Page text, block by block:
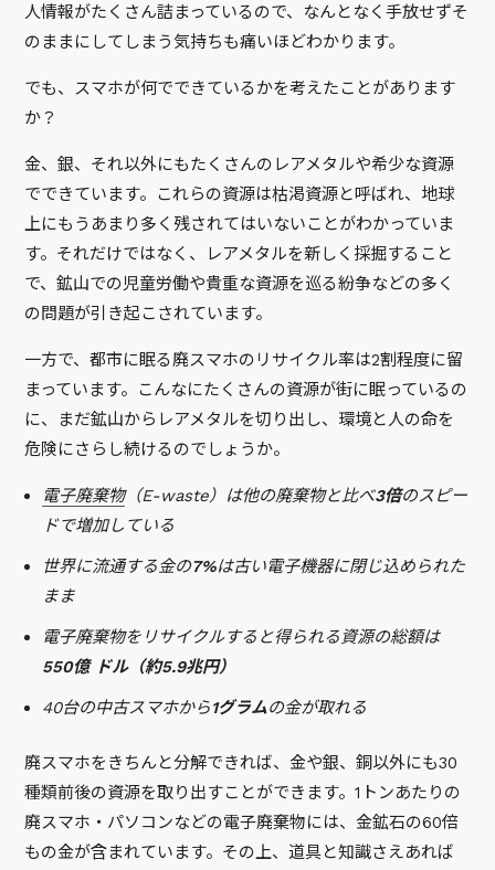
人情報がたくさん詰まっているので、 なんとなく手放せずそ
のままにしてしまう気持ちも痛いほどわかります。
でも、スマホが何でできているかを考えたことがあります
か？
金、銀、それ以外にもたくさんのレアメタルや希少な資源
でできています。これらの資源は枯渇資源と呼ばれ、地球
上にもうあまり多く残されてはいないことがわかっていま
す。それだけではなく、レアメタルを新しく採掘すること
で、鉱山での児童労働や貴重な資源を巡る紛争などの多く
の問題が引き起こされています。
一方で、都市に眠る廃スマホのリサイクル率は2割程度に留
まっています。こんなにたくさんの資源が街に眠っているの
に、まだ鉱山からレアメタルを切り出し、環境と人の命を
危険にさらし続けるのでしょうか。
電子廃棄物（E-waste）は他の廃棄物と比べ3倍のスピー
ドで増加している
世界に流通する金の7%は古い電子機器に閉じ込められた
まま
電子廃棄物をリサイクルすると得られる資源の総額は
550億 ドル（約5.9兆円）
40台の中古スマホから1グラムの金が取れる
廃スマホをきちんと分解できれば、金や銀、銅以外にも30
種類前後の資源を取り出すことができます。1トンあたりの
廃スマホ・パソコンなどの電子廃棄物には、金鉱石の60倍
もの金が含まれています。その上、道具と知識さえあれば